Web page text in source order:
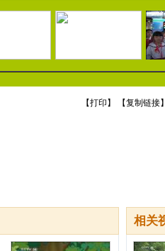
【打印 】 【复制链接
相关